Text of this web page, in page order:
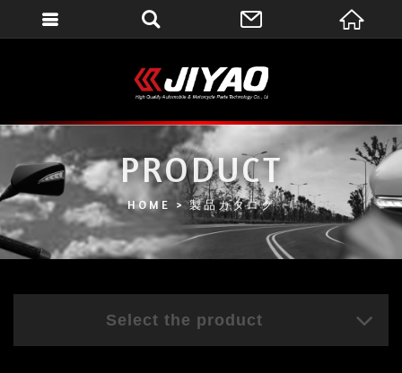
PRODUCT
HOME 製品カタログ
Select the product
會員登入(燈箱)
加入會員
忘記密碼
密碼修改
訂單查詢
個人資料修改
會員登出
填寫匯款通知